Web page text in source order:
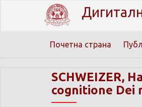
Почетна страна
SCHWEIZER,
cognitione Dei